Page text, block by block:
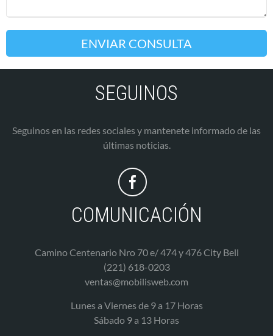
SEGUINOS
Seguinos en las redes sociales y mantenete informado de las
últimas noticias.
COMUNICACIÓN
Camino Centenario Nro 70 e/ 474 y 476 City Bell
(221) 618-0203
ventas@mobilisweb.com
Lunes a Viernes de 9 a 17 Horas
Sábado 9 a 13 Horas